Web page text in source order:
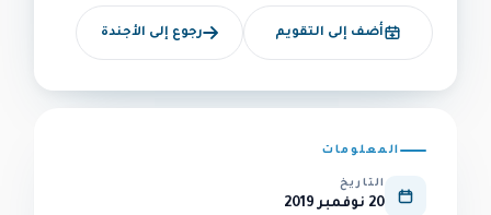
أضف إلى التقويم رجوع إلى الأجندة
المعلومات
التاريخ
20 نوفمبر 2019